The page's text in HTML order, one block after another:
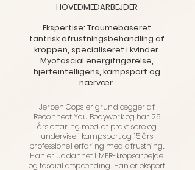
Ekspertise: Traumebaseret
tantrisk afrustningsbehandling af
kroppen, specialiseret i kvinder.
Myofascial energifrigørelse,
hjerteintelligens, kampsport og
nærvær.
Jeroen Cops er grundlægger af
Reconnect You Bodywork og har 25
års erfaring med at praktisere og
undervise i kampsport og 15 års
professionel erfaring med afrustning.
Han er uddannet i MER-kropsarbejde
og fascial afspænding. Han er ekspert
HOVEDMEDARBEJDER